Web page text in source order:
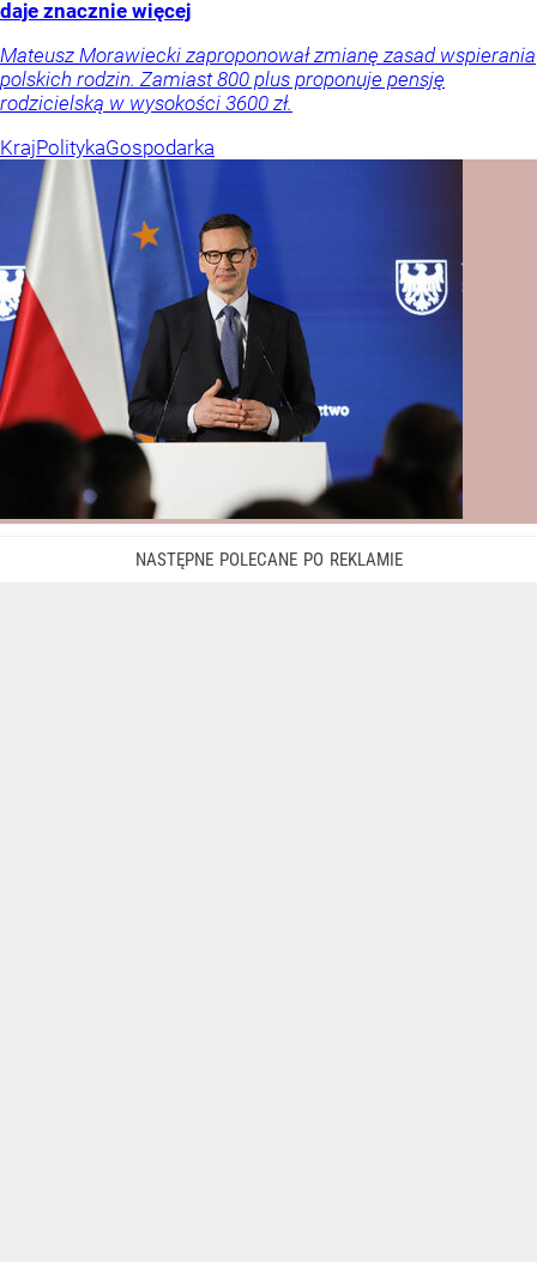
daje znacznie więcej
Mateusz Morawiecki zaproponował zmianę zasad wspierania
polskich rodzin. Zamiast 800 plus proponuje pensję
rodzicielską w wysokości 3600 zł.
KrajPolitykaGospodarka